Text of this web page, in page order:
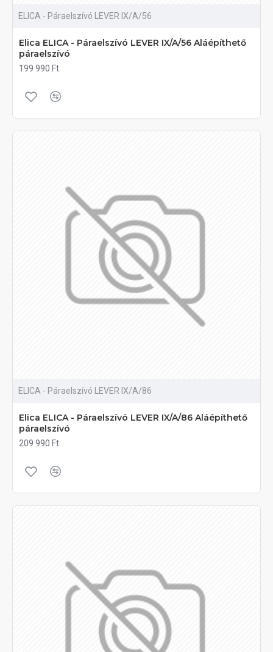
ELICA - Páraelszívó LEVER IX/A/56
Elica ELICA - Páraelszívó LEVER IX/A/56 Aláépíthető
páraelszívó
199 990 Ft
ELICA - Páraelszívó LEVER IX/A/86
Elica ELICA - Páraelszívó LEVER IX/A/86 Aláépíthető
páraelszívó
209 990 Ft